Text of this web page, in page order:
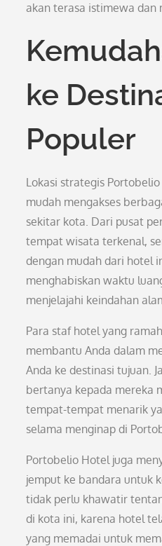
akan terasa istimewa dan
ke
Populer
Lokasi strategis
mudah mengakses
sekitar kota. Dari pusat
tempat wisata terkenal,
dengan mudah dari hotel
menghabiskan waktu
menjelajahi keindahan
Para staf hotel yang
membantu Anda dalam
Anda ke destinasi tujuan.
bertanya kepada mereka
tempat-tempat menarik
selama menginap di
Portobelio Hotel juga
jemput ke bandara untuk
tidak perlu khawatir
di kota ini, karena hotel
yang memadai untuk